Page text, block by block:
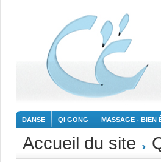
DANSE QI GONG MASSAGE - BIEN
Accueil du site